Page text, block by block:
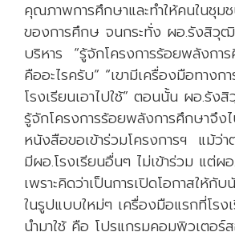
คุณภาพการศึกษาและทำให้คนในชุม
ของการศึกษ จนกระทั่ง ผอ.รังสิวุ
บริหาร “รู้จักโครงการร้อยพลังกา
คืออะไรครับ” “เขามีเครื่องมือทางก
โรงเรียนเอาไปใช้” ตอนนั้น ผอ.รัง
รู้จักโครงการร้อยพลังการศึกษาจึง
หนังสือขอเข้าร่วมโครงการฯ แม้ว่
มีผอ.โรงเรียนอื่นๆ ไม่เข้าร่วม แต่ผ
เพราะคิดว่าเป็นการเปิดโอกาสให้กับ
ในรูปแบบใหม่ๆ เครื่องมือแรกที่โร
นำมาใช้ คือ โปรแกรมคอมพิวเตอ